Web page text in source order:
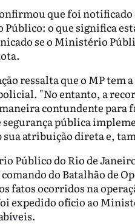
que foi
o que significa
se o Ministério
ressalta que o MP
"No entanto, a
contundente para
pública
sua atribuição direta e,
Público do Rio de
do Batalhão de
fatos ocorridos na
expedido ofício ao